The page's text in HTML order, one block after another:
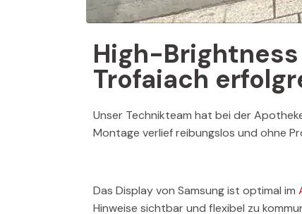
High-
Trofaiach
Unser Technikteam hat bei der
Montage verlief reibungslos und ohne
Das Display von Samsung ist optimal im
Hinweise sichtbar und flexibel zu